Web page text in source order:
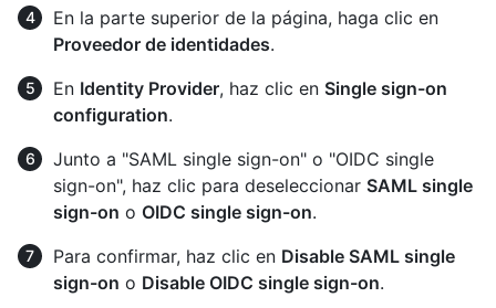
En la parte superior de la página, haga clic en
Proveedor de identidades.
En Identity Provider, haz clic en Single sign-on
configuration.
Junto a "SAML single sign-on" o "OIDC single
sign-on", haz clic para deseleccionar SAML single
sign-on o OIDC single sign-on.
Para confirmar, haz clic en Disable SAML single
sign-on o Disable OIDC single sign-on.